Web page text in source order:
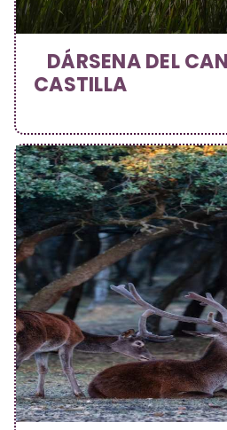
DÁRSENA DEL
CASTILLA